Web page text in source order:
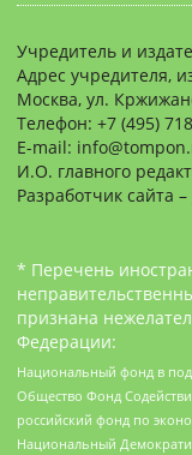
Учредитель и
Адрес учредителя,
Москва, ул.
Телефон: +7 (495)
E-mail:
И.О. главного
Разработчик сайта –
* Перечень
признана
Федерации:
Национальный фонд в
Общество Фонд
российский фонд по
Национальный